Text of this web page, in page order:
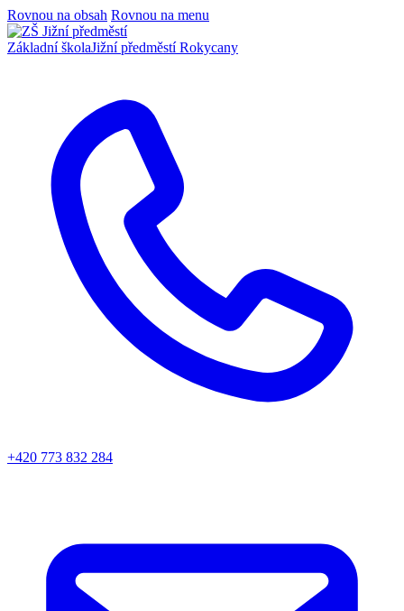
Rovnou na obsah Rovnou na menu
Základní školaJižní předměstí Rokycany
+420 773 832 284